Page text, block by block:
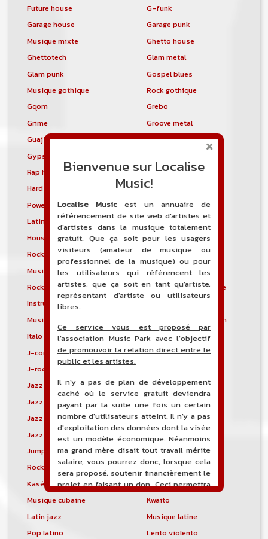
Future house
G-funk
Garage house
Garage punk
Musique mixte
Ghetto house
Ghettotech
Glam metal
Glam punk
Gospel blues
Musique gothique
Rock gothique
Gqom
Grebo
Grime
Groove metal
Guajira
Guaracha
Gypsy punk
Rap hardcore
Industrial hardcore
Hardstep
Hardstyle
Power noise
Heavenly voices
Latin metal
Musique hindoustanie
House progressive
Tropical house
Rock indépendant
Indietronica
Musique industrielle
Metal industriel
Rock industriel
Musique instrumentale
Instrumental
Musique irlandaise
Rock progressif italien
Italo Disco
Italo house
J-core
J-pop
J-rock
Jazz blues
Jazz modal
Jazz Nouvelle-Orléans
Jazz punk
Jazz vocal
Jazz-funk
Jazzstep
Jersey club
Jump blues
Jump-up
Rock canadien
Kansas City blues
Kasékò
Kizomba
Musique cubaine
Kwaito
Latin jazz
Musique latine
Pop latino
Lento violento
Bienvenue sur Localise
Music!
Localise Music est un annuaire de
référencement de site web d'artistes et
d'artistes dans la musique totalement
gratuit. Que ça soit pour les usagers
visiteurs (amateur de musique ou
professionnel de la musique) ou pour
les utilisateurs qui référencent les
artistes, que ça soit en tant qu'artiste,
représentant d'artiste ou utilisateurs
libres.
Ce service vous est proposé par
l'association Music Park avec l'objectif
de promouvoir la relation direct entre le
public et les artistes.
Il n'y a pas de plan de développement
caché où le service gratuit deviendra
payant par la suite une fois un certain
nombre d'utilisateurs atteint. Il n'y a pas
d'exploitation des données dont la visée
est un modèle économique. Néanmoins
ma grand mère disait tout travail mérite
salaire, vous pourrez donc, lorsque cela
sera proposé, soutenir financièrement le
projet en faisant un don. Ceci permettra
de financer l'hébergement, le nom de
de développement du site, et peut-être
une campagne de communication. Il va